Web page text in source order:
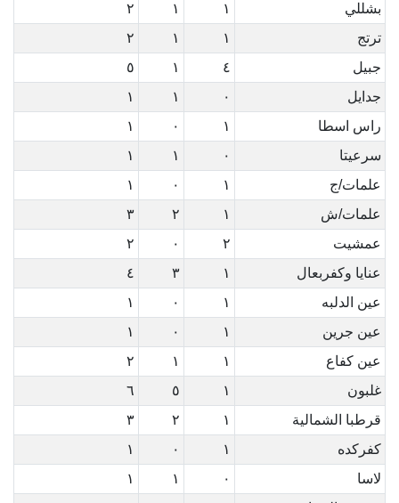
بشللي
١ ١
٢
ترتج
١ ١
٢
جبيل
٤ ١
٥
جدايل
٠ ١
١
راس اسطا
١ ٠
١
سرعيتا
٠ ١
١
علمات/ج
١ ٠
١
علمات/ش
١ ٢
٣
عمشيت
٢ ٠
٢
عنايا وكفربعال
١ ٣
٤
عين الدلبه
١ ٠
١
عين جرين
١ ٠
١
عين كفاع
١ ١
٢
غلبون
١ ٥
٦
قرطبا الشمالية
١ ٢
٣
كفركده
١ ٠
١
لاسا
٠ ١
١